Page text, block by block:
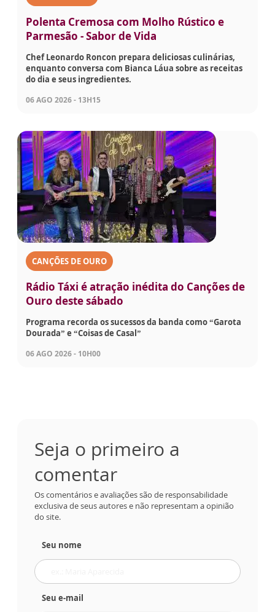
Polenta Cremosa com Molho Rústico e
Parmesão - Sabor de Vida
Chef Leonardo Roncon prepara deliciosas culinárias,
enquanto conversa com Bianca Láua sobre as receitas
do dia e seus ingredientes.
06 AGO 2026 - 13H15
CANÇÕES DE OURO
Rádio Táxi é atração inédita do Canções de
Ouro deste sábado
Programa recorda os sucessos da banda como “Garota
Dourada” e “Coisas de Casal”
06 AGO 2026 - 10H00
Seja o primeiro a
comentar
Os comentários e avaliações são de responsabilidade
exclusiva de seus autores e não representam a opinião
do site.
Seu nome
Seu e-mail